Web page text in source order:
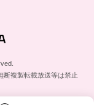
断複製転載放送等は禁止